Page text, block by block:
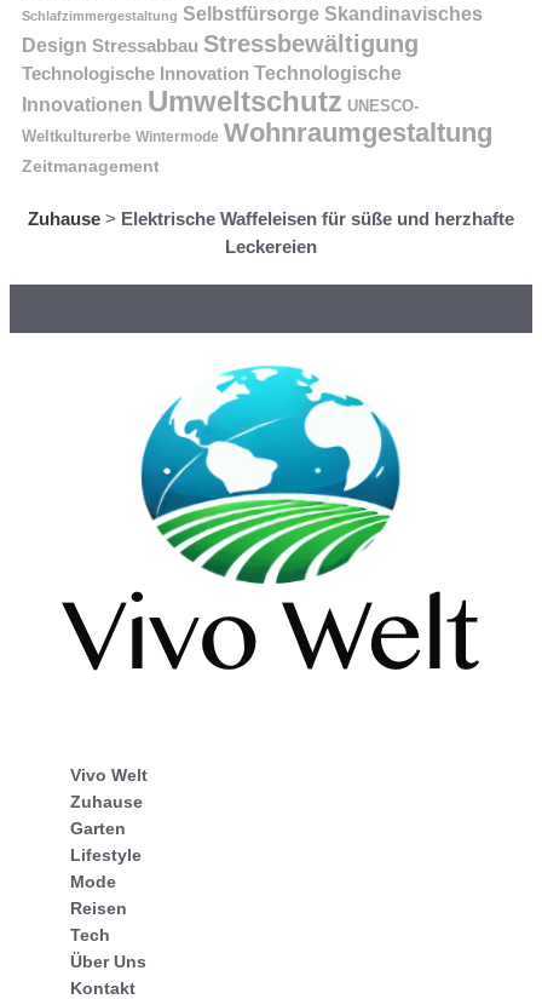
Schlafzimmergestaltung Selbstfürsorge Skandinavisches
Design Stressabbau Stressbewältigung
Technologische Innovation Technologische
Innovationen Umweltschutz UNESCO-
Weltkulturerbe Wintermode Wohnraumgestaltung
Zeitmanagement
Zuhause > Elektrische Waffeleisen für süße und herzhafte
Leckereien
Vivo Welt
Zuhause
Garten
Lifestyle
Mode
Reisen
Tech
Über Uns
Kontakt